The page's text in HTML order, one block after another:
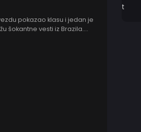
pokazao klasu i jedan je
šokantne vesti iz Brazila.